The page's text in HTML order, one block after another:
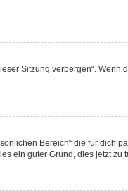
Sitzung verbergen“.
Bereich“ die für dich
ein guter Grund, dies jetzt zu